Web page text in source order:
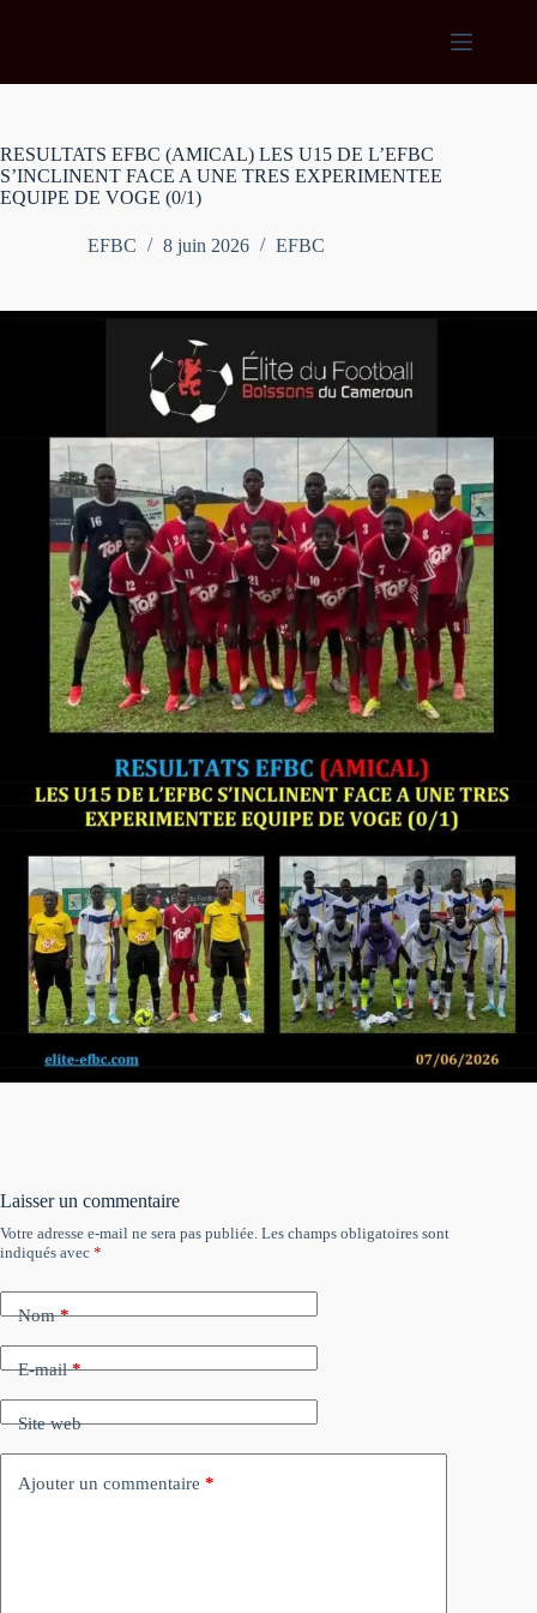
RESULTATS EFBC (AMICAL) LES U15 DE L’EFBC
S’INCLINENT FACE A UNE TRES EXPERIMENTEE
EQUIPE DE VOGE (0/1)
EFBC 8 juin 2026 EFBC
Laisser un commentaire
Votre adresse e-mail ne sera pas publiée. Les champs obligatoires sont
indiqués avec *
Nom*
E-mail*
Site web
Ajouter un commentaire *